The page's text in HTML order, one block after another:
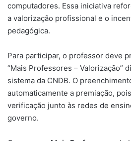
computadores. Essa iniciativa
a valorização profissional e o
pedagógica.
Para participar, o professor deve
“Mais Professores – Valorização”
sistema da CNDB. O
automaticamente a premiação,
verificação junto às redes de
governo.